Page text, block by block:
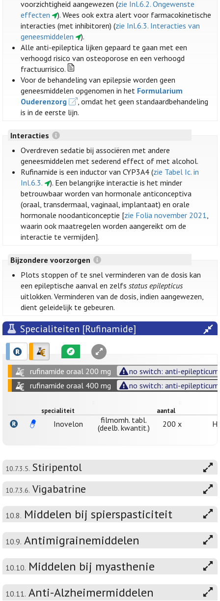
voorzichtigheid aangewezen (zie Inl.6.2. Ongewenste
effecten
). Wees ook extra alert voor farmacokinetische
interacties (met inhibitoren) (zie Inl.6.3. Interacties van
geneesmiddelen
).
Alle anti-epileptica lijken gepaard te gaan met een
verhoogd risico van osteoporose en een verhoogd
fractuurrisico.
Voor de behandeling van epilepsie worden geen
geneesmiddelen opgenomen in het Formularium
Ouderenzorg
, omdat het geen standaardbehandeling
is in de eerste lijn.
Interacties
Overdreven sedatie bij associëren met andere
geneesmiddelen met sederend effect of met alcohol.
Rufinamide is een inductor van CYP3A4 (zie Tabel Ic. in
Inl.6.3.
). Een belangrijke interactie is het minder
betrouwbaar worden van hormonale anticonceptiva
(oraal, transdermaal, vaginaal, implantaat) en orale
hormonale noodanticonceptie [zie Folia november 2021,
waarin ook maatregelen worden aangereikt om de
interactie te vermijden].
Bijzondere voorzorgen
Plots stoppen of te snel verminderen van de dosis kan
een epileptische aanval en zelfsstatus epilepticus
uitlokken. Verminderen van de dosis, indien aangewezen,
dient geleidelijk te gebeuren.
Specialiteiten [Rufinamide]
rufinamide oraal 200 mg
no switch: anti-epilepticum
rufinamide oraal 400 mg
no switch: anti-epilepticum
specialiteit aantal
Inovelon
filmomh. tabl.
(deelb. kwantit.)
200 x
10.7.3.5. Stiripentol
10.7.3.6. Vigabatrine
10.8. Middelen bij spierspasticiteit
10.9. Antimigrainemiddelen
10.10. Middelen bij myasthenie
10.11. Anti-Alzheimermiddelen